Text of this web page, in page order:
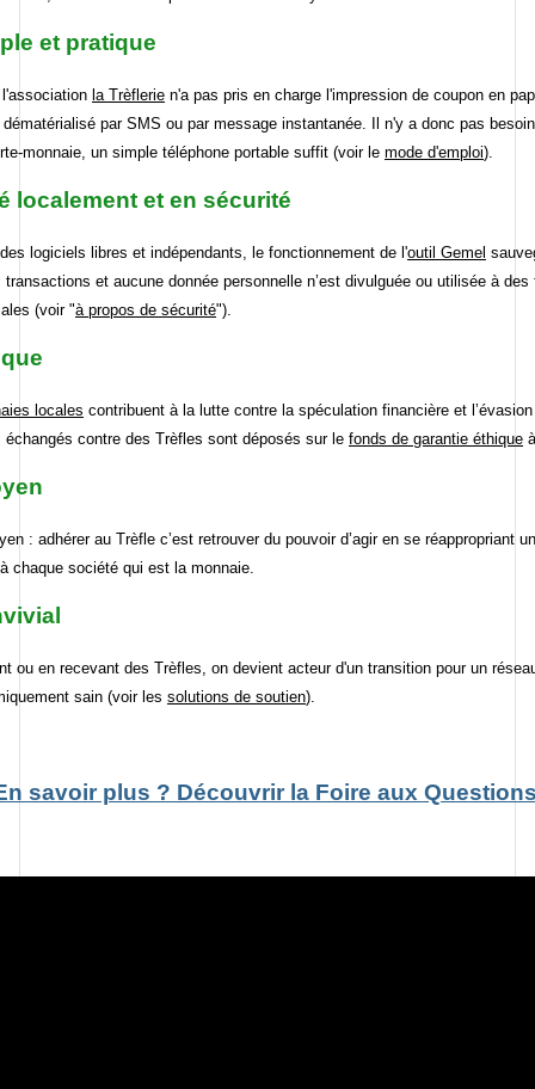
et pratique
la Trèflerie n'a pas pris en charge l'impression de coupon en
par SMS ou par message instantanée. Il n'y a donc pas
monnaie, un simple téléphone portable suffit (voir le mode d'emploi).
localement et en sécurité
logiciels libres et indépendants, le fonctionnement de l'outil Gemel
et aucune donnée personnelle n’est divulguée ou utilisée à des
(voir "à propos de sécurité").
locales contribuent à la lutte contre la spéculation financière et
échangés contre des Trèfles sont déposés sur le fonds de garantie éthique
: adhérer au Trèfle c’est retrouver du pouvoir d’agir en se réappropriant
chaque société qui est la monnaie.
ou en recevant des Trèfles, on devient acteur d'un transition pour un
sain (voir les solutions de soutien).
savoir plus ? Découvrir la Foire aux